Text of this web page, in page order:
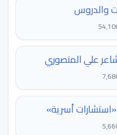
والدروس
علي المنصوري
أسرية»